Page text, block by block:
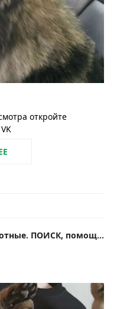
откройте
Кимры - Домашние животные. ПОИСК, помощь и др.!!